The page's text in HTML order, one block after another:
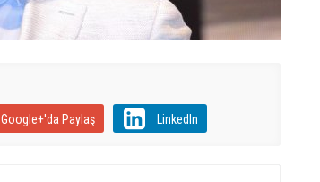
Google+'da Paylaş LinkedIn